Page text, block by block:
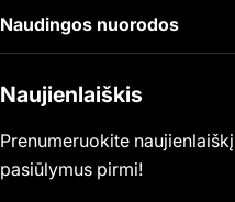
Naujienlaiškis
Prenumeruokite
pasiūlymus pirmi!
Naudingos nuorodos